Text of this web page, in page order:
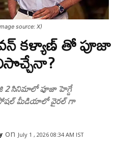
source: X)
కళ్యాణ్ తో పూజా
2 సినిమాలో పూజా హెగ్డే
సోషల్ మీడియాలో వైరల్ గా
on July 1 , 2026 08:34 AM IST